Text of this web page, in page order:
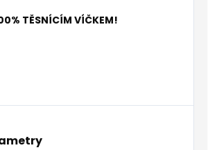
TĚSNÍCÍM VÍČKEM!